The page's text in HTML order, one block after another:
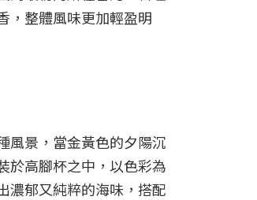
，整體風味更加輕盈明
風景，當金黃色的夕陽沉
於高腳杯之中，以色彩為
濃郁又純粹的海味，搭配